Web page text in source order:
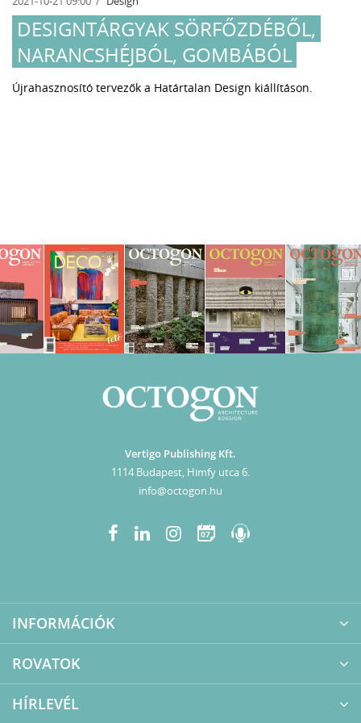
DESIGNTÁRGYAK SÖRFŐZDÉBŐL,
NARANCSHÉJBÓL, GOMBÁBÓL
Újrahasznosító tervezők a Határtalan Design kiállításon.
Vertigo Publishing Kft.
1114 Budapest, Himfy utca 6.
info@octogon.hu
07
INFORMÁCIÓK
ROVATOK
HÍRLEVÉL